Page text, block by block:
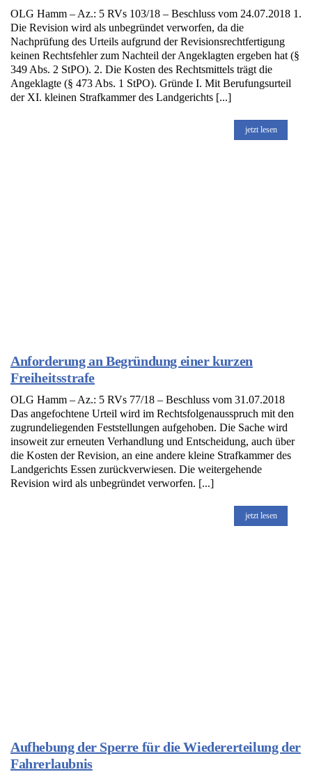
OLG Hamm – Az.: 5 RVs 103/18 – Beschluss vom 24.07.2018 1.
Die Revision wird als unbegründet verworfen, da die
Nachprüfung des Urteils aufgrund der Revisionsrechtfertigung
keinen Rechtsfehler zum Nachteil der Angeklagten ergeben hat (§
349 Abs. 2 StPO). 2. Die Kosten des Rechtsmittels trägt die
Angeklagte (§ 473 Abs. 1 StPO). Gründe I. Mit Berufungsurteil
der XI. kleinen Strafkammer des Landgerichts [...]
jetzt lesen
Anforderung an Begründung einer kurzen
Freiheitsstrafe
OLG Hamm – Az.: 5 RVs 77/18 – Beschluss vom 31.07.2018
Das angefochtene Urteil wird im Rechtsfolgenausspruch mit den
zugrundeliegenden Feststellungen aufgehoben. Die Sache wird
insoweit zur erneuten Verhandlung und Entscheidung, auch über
die Kosten der Revision, an eine andere kleine Strafkammer des
Landgerichts Essen zurückverwiesen. Die weitergehende
Revision wird als unbegründet verworfen. [...]
jetzt lesen
Aufhebung der Sperre für die Wiedererteilung der
Fahrerlaubnis